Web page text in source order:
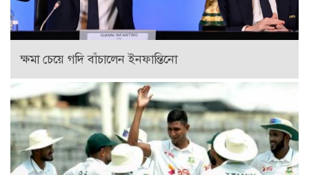
ক্ষমা চেয়ে গদি বাঁচালেন ইনফান্তিনো